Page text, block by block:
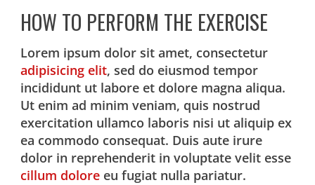
HOW TO PERFORM THE EXERCISE
Lorem ipsum dolor sit amet, consectetur
adipisicing elit, sed do eiusmod tempor
incididunt ut labore et dolore magna aliqua.
Ut enim ad minim veniam, quis nostrud
exercitation ullamco laboris nisi ut aliquip ex
ea commodo consequat. Duis aute irure
dolor in reprehenderit in voluptate velit esse
cillum dolore eu fugiat nulla pariatur.